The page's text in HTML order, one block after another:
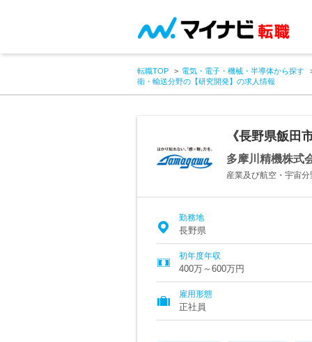
転職TOP
電気・電子・機械・半導体から探す
衛・輸送分野の【研究開発】の求人情報
《長野県飯田
多摩川精機株式
産業及び航空・宇宙
勤務地
長野県
初年度年収
400万～600万円
雇用形態
正社員